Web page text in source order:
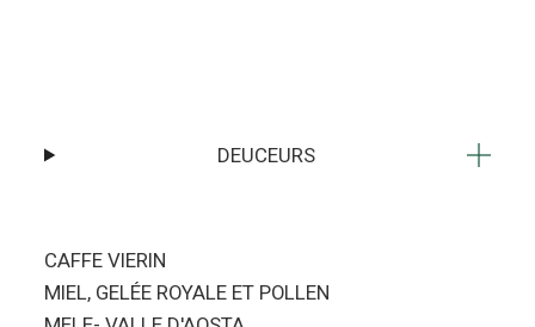
DEUCEURS
CAFFE VIERIN
MIEL, GELÉE ROYALE ET POLLEN